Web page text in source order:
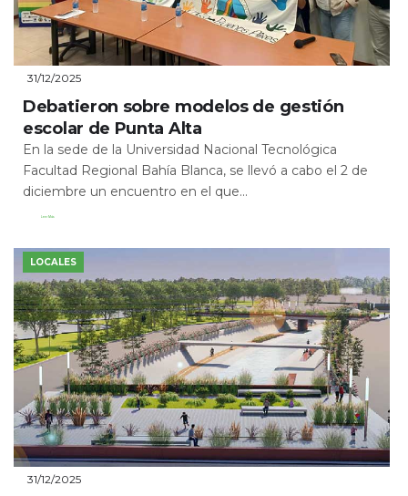
31/12/2025
Debatieron sobre modelos de gestión
escolar de Punta Alta
En la sede de la Universidad Nacional Tecnológica
Facultad Regional Bahía Blanca, se llevó a cabo el 2 de
diciembre un encuentro en el que...
Leer Más
LOCALES
31/12/2025